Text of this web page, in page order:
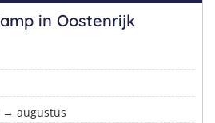
in Oostenrijk
augustus